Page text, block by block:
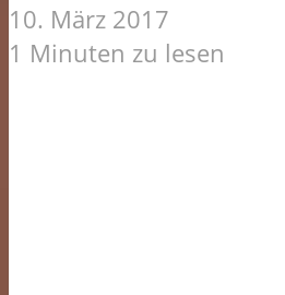
10. März 2017
1 Minuten zu lesen